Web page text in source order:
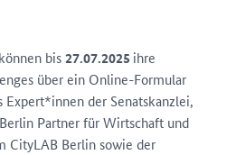
bis27.07.2025 ihre
über ein Online-Formular
Expert*innen der Senatskanzlei,
Partner für Wirtschaft und
CityLAB Berlin sowie der